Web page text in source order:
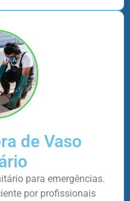
de Vaso
para emergências.
por profissionais